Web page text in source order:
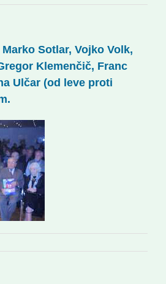
Sotlar, Vojko Volk,
Klemenčič, Franc
Ulčar (od leve proti